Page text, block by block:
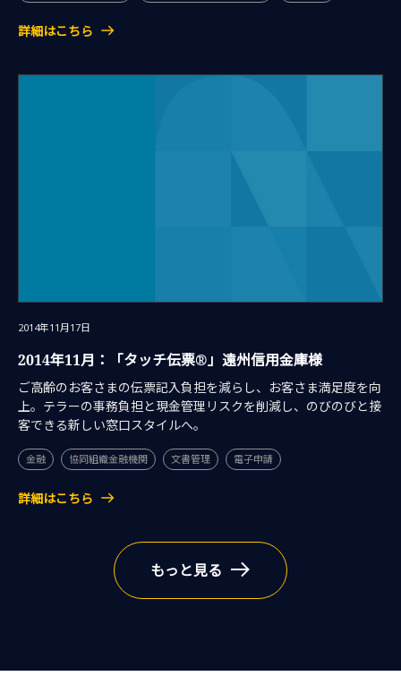
詳細はこちら
2014年11月17日
2014年11月：「タッチ伝票®」遠州信用金庫様
ご高齢のお客さまの伝票記入負担を減らし、お客さま満足度を向
上。テラーの事務負担と現金管理リスクを削減し、のびのびと接
客できる新しい窓口スタイルへ。
金融 協同組織金融機関 文書管理 電子申請
詳細はこちら
もっと見る